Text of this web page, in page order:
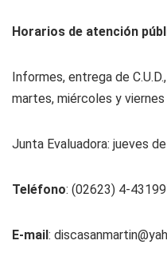
Horarios de atención
Informes, entrega de
martes, miércoles y viernes
Junta Evaluadora: jueves
Teléfono: (02623) 4-
E-mail: